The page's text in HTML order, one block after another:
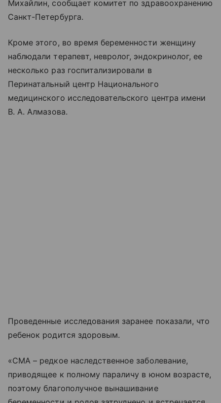
Михайлин, сообщает комитет по здравоохранению
Санкт-Петербурга.
Кроме этого, во время беременности женщину
наблюдали терапевт, невролог, эндокринолог, ее
несколько раз госпитализировали в
Перинатальный центр Национального
медицинского исследовательского центра имени
В. А. Алмазова.
Проведенные исследования заранее показали, что
ребенок родится здоровым.
«СМА – редкое наследственное заболевание,
приводящее к полному параличу в юном возрасте,
поэтому благополучное вынашивание